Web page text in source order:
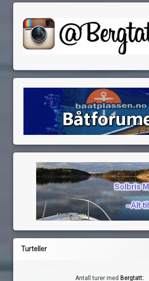
Turteller
Antall turer med Bergtatt: